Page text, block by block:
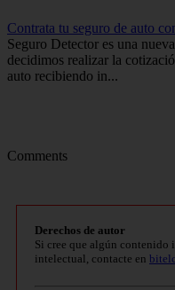
Contrata tu seguro de auto
Seguro Detector es una
decidimos realizar la
auto recibiendo in...
Comments
Derechos de autor
Si cree que algún contenido
intelectual, contacte en